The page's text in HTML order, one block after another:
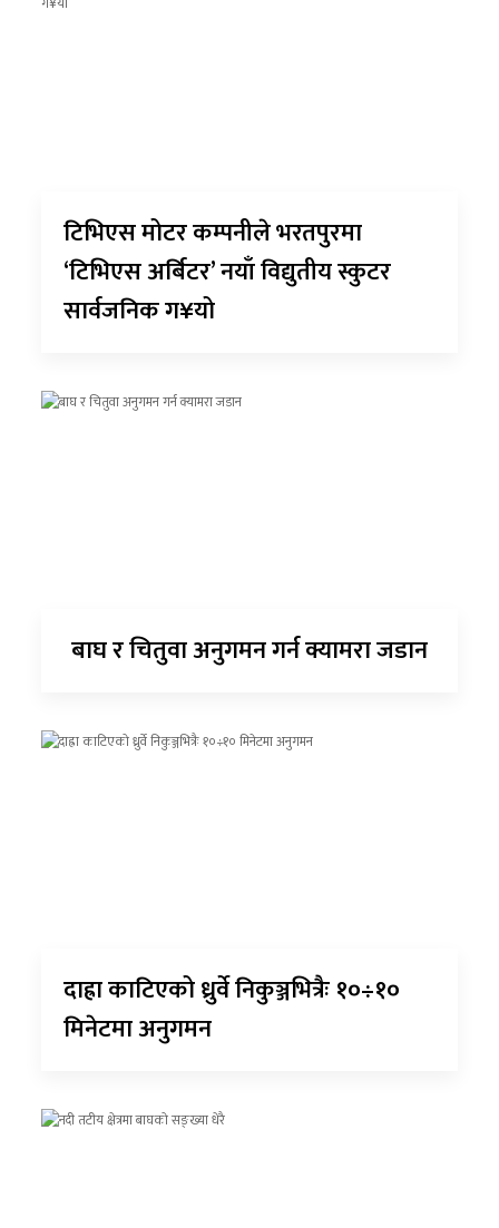
ग्यालरी
टिभिएस मोटर कम्पनीले भरतपुरमा
‘टिभिएस अर्बिटर’ नयाँ विद्युतीय स्कुटर
सार्वजनिक ग¥यो
बाघ र चितुवा अनुगमन गर्न क्यामरा जडान
दाह्रा काटिएको ध्रुर्वे निकुञ्जभित्रैः १०÷१०
मिनेटमा अनुगमन